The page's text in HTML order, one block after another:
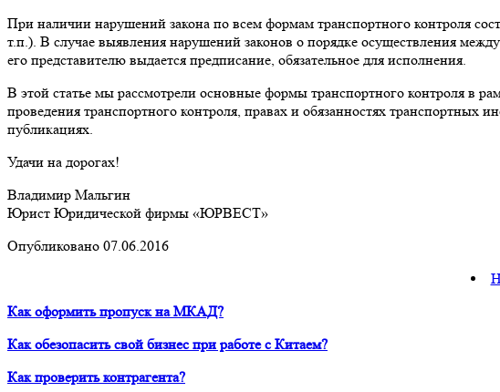
При наличии нарушений закона по всем формам транспортного контроля
т.п.). В случае выявления нарушений законов о порядке осуществления
его представителю выдается предписание, обязательное для исполнения.
В этой статье мы рассмотрели основные формы транспортного контроля в
проведения транспортного контроля, правах и обязанностях
публикациях.
Удачи на дорогах!
Владимир Мальгин
Юрист Юридической фирмы «ЮРВЕСТ»
Опубликовано 07.06.2016
Как оформить пропуск на МКАД?
Как обезопасить свой бизнес при работе с Китаем?
Как проверить контрагента?